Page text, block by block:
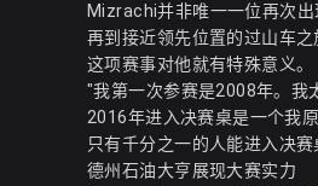
Mizrachi并非唯一一位再次
再到接近领先位置的过山车
这项赛事对他就有特殊意义。
"我第一次参赛是2008年。我
2016年进入决赛桌是一个我
只有千分之一的人能进入决赛
德州石油大亨展现大赛实力